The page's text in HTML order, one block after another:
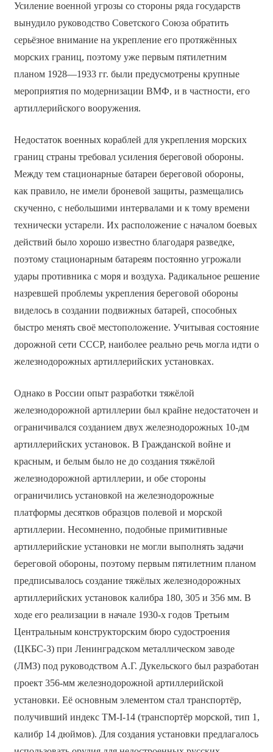
Усиление военной угрозы со стороны ряда государств
вынудило руководство Советского Союза обратить
серьёзное внимание на укрепление его протяжённых
морских границ, поэтому уже первым пятилетним
планом 1928—1933 гг. были предусмотрены крупные
мероприятия по модернизации ВМФ, и в частности, его
артиллерийского вооружения.
Недостаток военных кораблей для укрепления морских
границ страны требовал усиления береговой обороны.
Между тем стационарные батареи береговой обороны,
как правило, не имели броневой защиты, размещались
скученно, с небольшими интервалами и к тому времени
технически устарели. Их расположение с началом боевых
действий было хорошо известно благодаря разведке,
поэтому стационарным батареям постоянно угрожали
удары противника с моря и воздуха. Радикальное решение
назревшей проблемы укрепления береговой обороны
виделось в создании подвижных батарей, способных
быстро менять своё местоположение. Учитывая состояние
дорожной сети СССР, наиболее реально речь могла идти о
железнодорожных артиллерийских установках.
Однако в России опыт разработки тяжёлой
железнодорожной артиллерии был крайне недостаточен и
ограничивался созданием двух железнодорожных 10-дм
артиллерийских установок. В Гражданской войне и
красным, и белым было не до создания тяжёлой
железнодорожной артиллерии, и обе стороны
ограничились установкой на железнодорожные
платформы десятков образцов полевой и морской
артиллерии. Несомненно, подобные примитивные
артиллерийские установки не могли выполнять задачи
береговой обороны, поэтому первым пятилетним планом
предписывалось создание тяжёлых железнодорожных
артиллерийских установок калибра 180, 305 и 356 мм. В
ходе его реализации в начале 1930-х годов Третьим
Центральным конструкторским бюро судостроения
(ЦКБС-3) при Ленинградском металлическом заводе
(ЛМЗ) под руководством А.Г. Дукельского был разработан
проект 356-мм железнодорожной артиллерийской
установки. Её основным элементом стал транспортёр,
получивший индекс ТМ-I-14 (транспортёр морской, тип 1,
калибр 14 дюймов). Для создания установки предлагалось